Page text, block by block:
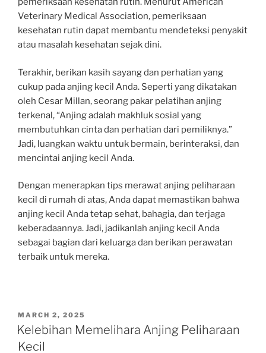
Veterinary Medical Association, pemeriksaan
kesehatan rutin dapat membantu mendeteksi penyakit
atau masalah kesehatan sejak dini.
Terakhir, berikan kasih sayang dan perhatian yang
cukup pada anjing kecil Anda. Seperti yang dikatakan
oleh Cesar Millan, seorang pakar pelatihan anjing
terkenal, “Anjing adalah makhluk sosial yang
membutuhkan cinta dan perhatian dari pemiliknya.”
Jadi, luangkan waktu untuk bermain, berinteraksi, dan
mencintai anjing kecil Anda.
Dengan menerapkan tips merawat anjing peliharaan
kecil di rumah di atas, Anda dapat memastikan bahwa
anjing kecil Anda tetap sehat, bahagia, dan terjaga
keberadaannya. Jadi, jadikanlah anjing kecil Anda
sebagai bagian dari keluarga dan berikan perawatan
terbaik untuk mereka.
POSTED
ON
MARCH 2, 2025
Kelebihan Memelihara Anjing Peliharaan
Kecil